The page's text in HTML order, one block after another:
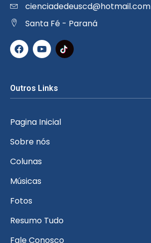
cienciadedeuscd@hotmail.com
Santa Fé - Paraná
Outros Links
Pagina Inicial
Sobre nós
Colunas
Músicas
Fotos
Resumo Tudo
Fale Conosco